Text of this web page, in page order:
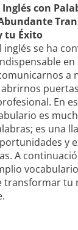
con
tu Éxito
inglés se ha
a
En
es
es una
y
A
transformar tu